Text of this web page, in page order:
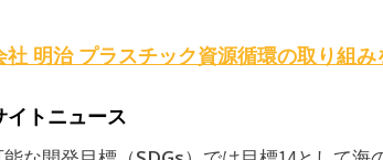
社 明治 プラスチック資源循環の取り組み
イトニュース